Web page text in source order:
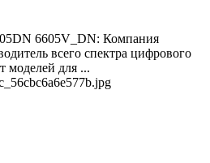
6605V_DN: Компания
всего спектра цифрового
моделей для ...